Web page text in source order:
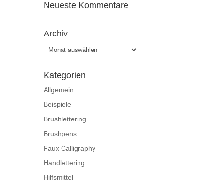
Neueste Kommentare
Archiv
Archiv
Kategorien
Allgemein
Beispiele
Brushlettering
Brushpens
Faux Calligraphy
Handlettering
Hilfsmittel